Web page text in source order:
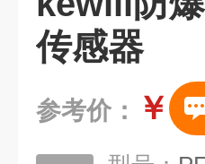
传感器
参考价： ￥